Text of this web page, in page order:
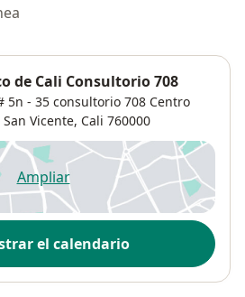
de Cali Consultorio 708
5n - 35 consultorio 708 Centro
San Vicente, Cali 760000
Ampliarse abre en una nueva
el calendario